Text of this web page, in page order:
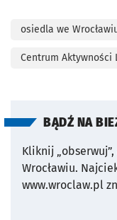
osiedla we
Centrum Aktywności
BĄDŹ NA
Kliknij
Wrocławiu.
www.wroclaw.pl